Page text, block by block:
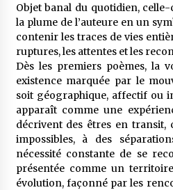
Objet banal du quotidien,
la plume de l’auteure en un
contenir les traces de vies
ruptures, les attentes et les
Dès les premiers poèmes, la
existence marquée par le
soit géographique, affectif ou
apparaît comme une
décrivent des êtres en
impossibles, à des
nécessité constante de se
présentée comme un
évolution, façonné par les